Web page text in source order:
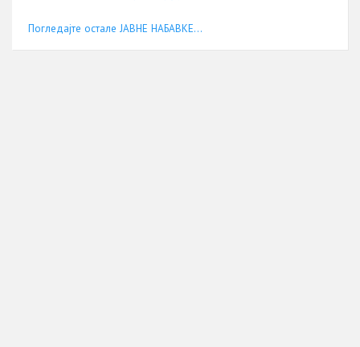
Погледајте остале ЈАВНЕ НАБАВКЕ...